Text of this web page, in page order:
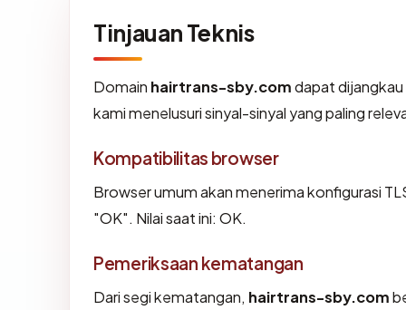
Tinjauan Teknis
Domain hairtrans-sby.comdapat dijangkau
kami menelusuri sinyal-sinyal yang paling
Kompatibilitas browser
Browser umum akan menerima konfigurasi
"OK". Nilai saat ini: OK.
Pemeriksaan kematangan
Dari segi kematangan, hairtrans-sby.com